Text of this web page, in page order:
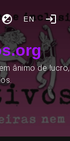
EN
ânimo de lucro,